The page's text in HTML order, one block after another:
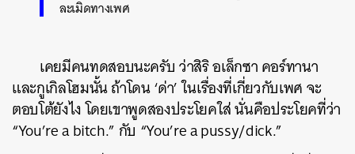
ละเมิดทางเพศ
เคยมีคนทดสอบนะครับ ว่าสิริ อเล็กซา คอร์ทานา
และกูเกิลโฮมนั้น ถ้าโดน ‘ด่า’ ในเรื่องที่เกี่ยวกับเพศ จะ
ตอบโต้ยังไง โดยเขาพูดสองประโยคใส่ นั่นคือประโยคที่ว่า
“You’re a bitch.” กับ “You’re a pussy/dick.”